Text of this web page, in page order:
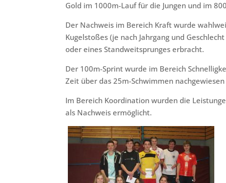
Gold im 1000m-Lauf für die Jungen und im
Der Nachweis im Bereich Kraft wurde
Kugelstoßes (je nach Jahrgang und
oder eines Standweitsprunges erbracht.
Der 100m-Sprint wurde im Bereich
Zeit über das 25m-Schwimmen
Im Bereich Koordination wurden die
als Nachweis ermöglicht.